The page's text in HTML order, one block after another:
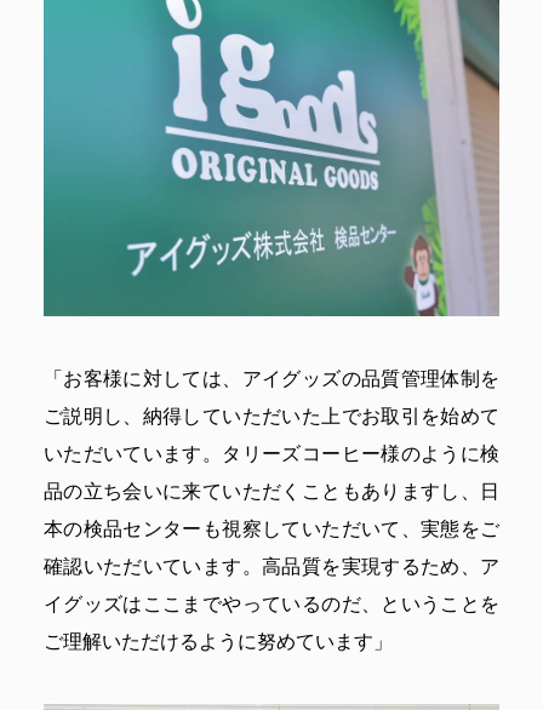
「お客様に対しては、アイグッズの品質管理体制を
ご説明し、納得していただいた上でお取引を始めて
いただいています。タリーズコーヒー様のように検
品の立ち会いに来ていただくこともありますし、日
本の検品センターも視察していただいて、実態をご
確認いただいています。高品質を実現するため、ア
イグッズはここまでやっているのだ、ということを
ご理解いただけるように努めています」